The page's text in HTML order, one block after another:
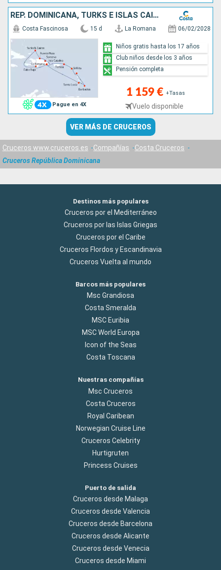
REP. DOMINICANA, TURKS E ISLAS CAICOS, ANTILLAS, ISLAS VÍRGENES
Pague en 4X
Costa Fascinosa 15 d La Romana 06/02/2028
1 159 € +Tasas
Vuelo disponible
Niños gratis hasta los 17 años
Club niños desde los 3 años
Pensión completa
VER MÁS DE CRUCEROS
Cruceros www.cruceros.es Compañías
Costa Cruceros
Cruceros República Dominicana
Destinos más populares
Cruceros por el Mediterráneo
Cruceros por las Islas Griegas
Cruceros por el Caribe
Cruceros Flordos y Escandinavia
Cruceros Vuelta al mundo
Barcos más populares
Msc Grandiosa
Costa Smeralda
MSC Euribia
MSC World Europa
Icon of the Seas
Costa Toscana
Nuestras compañías
Msc Cruceros
Costa Cruceros
Royal Caribean
Norwegian Cruise Line
Cruceros Celebrity
Hurtigruten
Princess Cruises
Puerto de salida
Cruceros desde Malaga
Cruceros desde Valencia
Cruceros desde Barcelona
Cruceros desde Alicante
Cruceros desde Venecia
Cruceros desde Miami